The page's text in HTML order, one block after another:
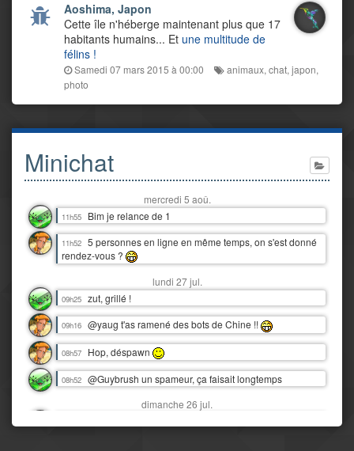
Aoshima, Japon
Cette île n'héberge maintenant plus que 17
habitants humains... Et une multitude de
félins !
Samedi 07 mars 2015 à 00:00 animaux, chat, japon,
photo
Minichat
mercredi 5 aoû.
11h55 Bim je relance de 1
11h52 5 personnes en ligne en même temps, on s'est donné
rendez-vous ?
lundi 27 jul.
09h25 zut, grillé !
09h16 @yaug t'as ramené des bots de Chine !!
08h57 Hop, déspawn
08h52 @Guybrush un spameur, ça faisait longtemps
dimanche 26 jul.